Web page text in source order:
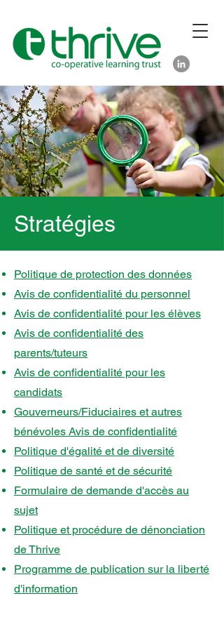
Stratégies
Politique de protection des données
Avis de confidentialité du personnel
Avis de confidentialité pour les élèves
Avis de confidentialité des
parents/tuteurs
Avis de confidentialité pour les
candidats
Gouverneurs/Fiduciaires et autres
bénévoles Avis de confidentialité
Politique d'égalité et de diversité
Politique de santé et de sécurité
Formulaire de demande d'accès au
sujet
Politique et procédure de dénonciation
de Thrive
Programme de publication sur la liberté
d'information